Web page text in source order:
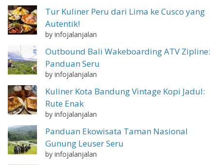
Tur Kuliner Peru dari Lima ke Cusco yang
Autentik!
by infojalanjalan
Outbound Bali Wakeboarding ATV Zipline:
Panduan Seru
by infojalanjalan
Kuliner Kota Bandung Vintage Kopi Jadul:
Rute Enak
by infojalanjalan
Panduan Ekowisata Taman Nasional
Gunung Leuser Seru
by infojalanjalan